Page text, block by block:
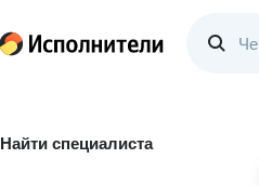
Найти специалиста